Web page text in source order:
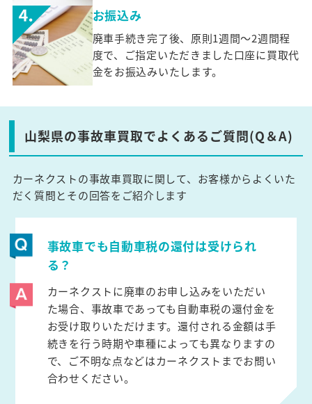
お振込み
廃車手続き完了後、原則1週間～2週間程
度で、ご指定いただきました口座に買取代
金をお振込みいたします。
山梨県の事故車買取でよくあるご質問(Q＆A)
カーネクストの事故車買取に関して、お客様からよくいた
だく質問とその回答をご紹介します
事故車でも自動車税の還付は受けられ
る？
カーネクストに廃車のお申し込みをいただい
た場合、事故車であっても自動車税の還付金を
お受け取りいただけます。還付される金額は手
続きを行う時期や車種によっても異なりますの
で、ご不明な点などはカーネクストまでお問い
合わせください。